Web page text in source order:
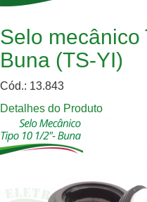
Selo mecânico
Buna (TS-YI)
Cód.: 13.843
Detalhes do Produto